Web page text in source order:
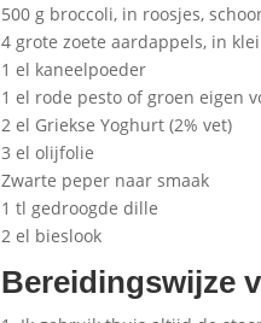
500 g broccoli, in roosjes,
4 grote zoete aardappels, in
1 el kaneelpoeder
1 el rode pesto of groen eigen
2 el Griekse Yoghurt (2% vet)
3 el olijfolie
Zwarte peper naar smaak
1 tl gedroogde dille
2 el bieslook
Bereidingswijze